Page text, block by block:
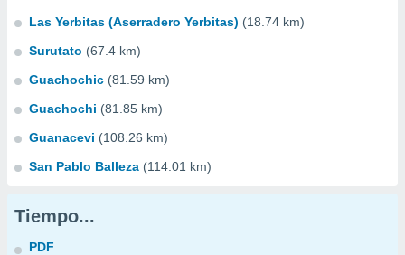
Las Yerbitas (Aserradero Yerbitas) (18.74 km)
Surutato (67.4 km)
Guachochic (81.59 km)
Guachochi (81.85 km)
Guanacevi (108.26 km)
San Pablo Balleza (114.01 km)
Tiempo...
PDF